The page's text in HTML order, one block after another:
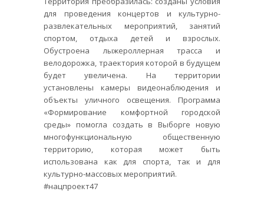
для проведения концертов и культурно-
развлекательных мероприятий, занятий
спортом, отдыха детей и взрослых.
Обустроена лыжероллерная трасса и
велодорожка, траектория которой в будущем
будет увеличена. На территории
установлены камеры видеонаблюдения и
объекты уличного освещения. Программа
«Формирование комфортной городской
среды» помогла создать в Выборге новую
многофункциональную общественную
территорию, которая может быть
использована как для спорта, так и для
культурно-массовых мероприятий.
#нацпроект47